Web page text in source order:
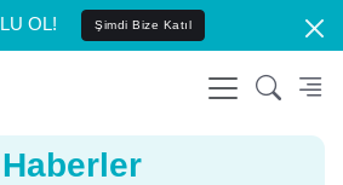
OL! Şimdi Bize Katıl
Haberler